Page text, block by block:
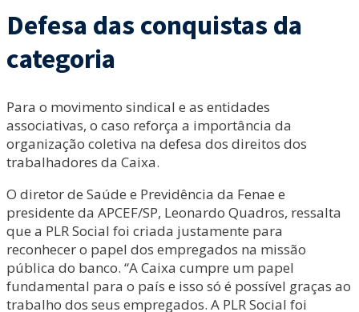
Defesa das conquistas da
categoria
Para o movimento sindical e as entidades
associativas, o caso reforça a importância da
organização coletiva na defesa dos direitos dos
trabalhadores da Caixa.
O diretor de Saúde e Previdência da Fenae e
presidente da APCEF/SP, Leonardo Quadros, ressalta
que a PLR Social foi criada justamente para
reconhecer o papel dos empregados na missão
pública do banco. “A Caixa cumpre um papel
fundamental para o país e isso só é possível graças ao
trabalho dos seus empregados. A PLR Social foi